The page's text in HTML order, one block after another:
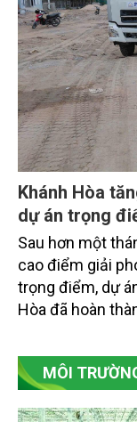
dân ven biển,
Khánh Hòa
dự án trọng
Sau hơn một
cao điểm giải
trọng điểm, dự
Hòa đã hoàn
vụ tháng 8 và
với tiến độ khác
MÔI